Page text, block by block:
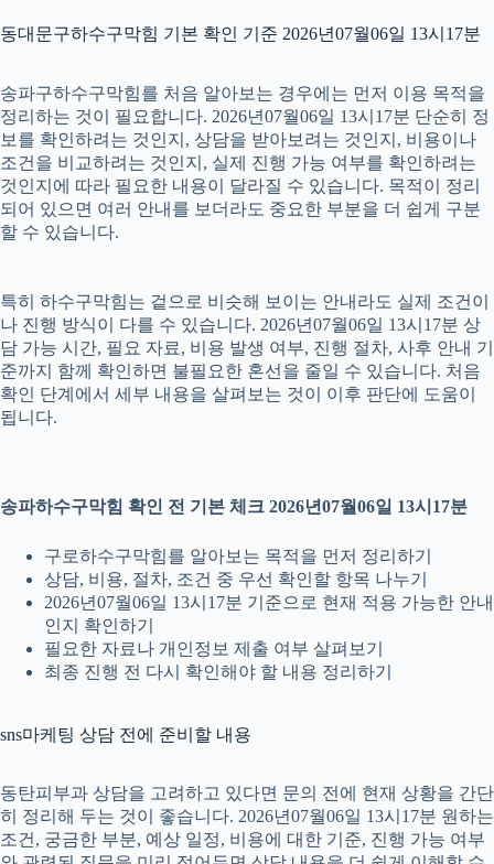
동대문구하수구막힘 기본 확인 기준 2026년07월06일 13시17분
송파구하수구막힘를 처음 알아보는 경우에는 먼저 이용 목적을
정리하는 것이 필요합니다. 2026년07월06일 13시17분 단순히 정
보를 확인하려는 것인지, 상담을 받아보려는 것인지, 비용이나
조건을 비교하려는 것인지, 실제 진행 가능 여부를 확인하려는
것인지에 따라 필요한 내용이 달라질 수 있습니다. 목적이 정리
되어 있으면 여러 안내를 보더라도 중요한 부분을 더 쉽게 구분
할 수 있습니다.
특히 하수구막힘는 겉으로 비슷해 보이는 안내라도 실제 조건이
나 진행 방식이 다를 수 있습니다. 2026년07월06일 13시17분 상
담 가능 시간, 필요 자료, 비용 발생 여부, 진행 절차, 사후 안내 기
준까지 함께 확인하면 불필요한 혼선을 줄일 수 있습니다. 처음
확인 단계에서 세부 내용을 살펴보는 것이 이후 판단에 도움이
됩니다.
송파하수구막힘 확인 전 기본 체크 2026년07월06일 13시17분
구로하수구막힘를 알아보는 목적을 먼저 정리하기
상담, 비용, 절차, 조건 중 우선 확인할 항목 나누기
2026년07월06일 13시17분 기준으로 현재 적용 가능한 안내
인지 확인하기
필요한 자료나 개인정보 제출 여부 살펴보기
최종 진행 전 다시 확인해야 할 내용 정리하기
sns마케팅 상담 전에 준비할 내용
동탄피부과 상담을 고려하고 있다면 문의 전에 현재 상황을 간단
히 정리해 두는 것이 좋습니다. 2026년07월06일 13시17분 원하는
조건, 궁금한 부분, 예상 일정, 비용에 대한 기준, 진행 가능 여부